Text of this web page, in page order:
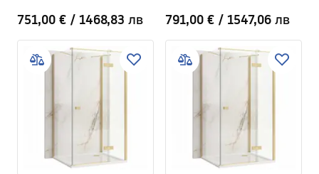
751,00 € / 1468,83 лв 791,00 € / 1547,06 лв